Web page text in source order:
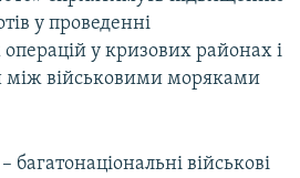
у проведенні
у кризових районах і
між військовими моряками
військові